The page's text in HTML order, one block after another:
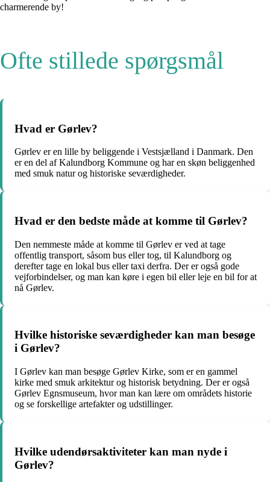
charmerende by!
Ofte stillede spørgsmål
Hvad er Gørlev?
Gørlev er en lille by beliggende i Vestsjælland i Danmark. Den
er en del af Kalundborg Kommune og har en skøn beliggenhed
med smuk natur og historiske seværdigheder.
Hvad er den bedste måde at komme til Gørlev?
Den nemmeste måde at komme til Gørlev er ved at tage
offentlig transport, såsom bus eller tog, til Kalundborg og
derefter tage en lokal bus eller taxi derfra. Der er også gode
vejforbindelser, og man kan køre i egen bil eller leje en bil for at
nå Gørlev.
Hvilke historiske seværdigheder kan man besøge
i Gørlev?
I Gørlev kan man besøge Gørlev Kirke, som er en gammel
kirke med smuk arkitektur og historisk betydning. Der er også
Gørlev Egnsmuseum, hvor man kan lære om områdets historie
og se forskellige artefakter og udstillinger.
Hvilke udendørsaktiviteter kan man nyde i
Gørlev?